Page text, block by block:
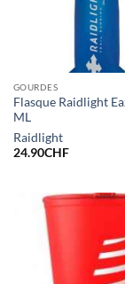
GOURDES
Flasque Raidlight
ML
Raidlight
24.90CHF